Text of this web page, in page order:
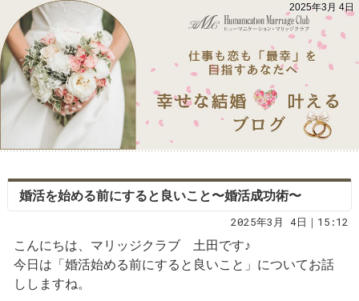
2025年3月 4日
婚活を始める前にすると良いこと〜婚活成功術〜
2025年3月 4日｜15:12
こんにちは、マリッジクラブ 土田です♪
今日は「婚活始める前にすると良いこと」についてお話
ししますね。